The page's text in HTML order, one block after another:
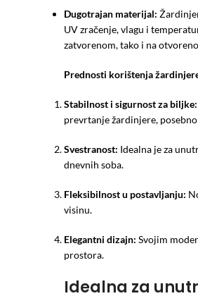
Dugotrajan materijal:
UV zračenje, vlagu i
zatvorenom, tako i na
Prednosti korištenja
Stabilnost i sigurnost za biljke:
prevrtanje žardinjere,
Svestranost: Idealna je za
dnevnih soba.
Fleksibilnost u postavljanju:
visinu.
Elegantni dizajn: Svojim
prostora.
Idealna za